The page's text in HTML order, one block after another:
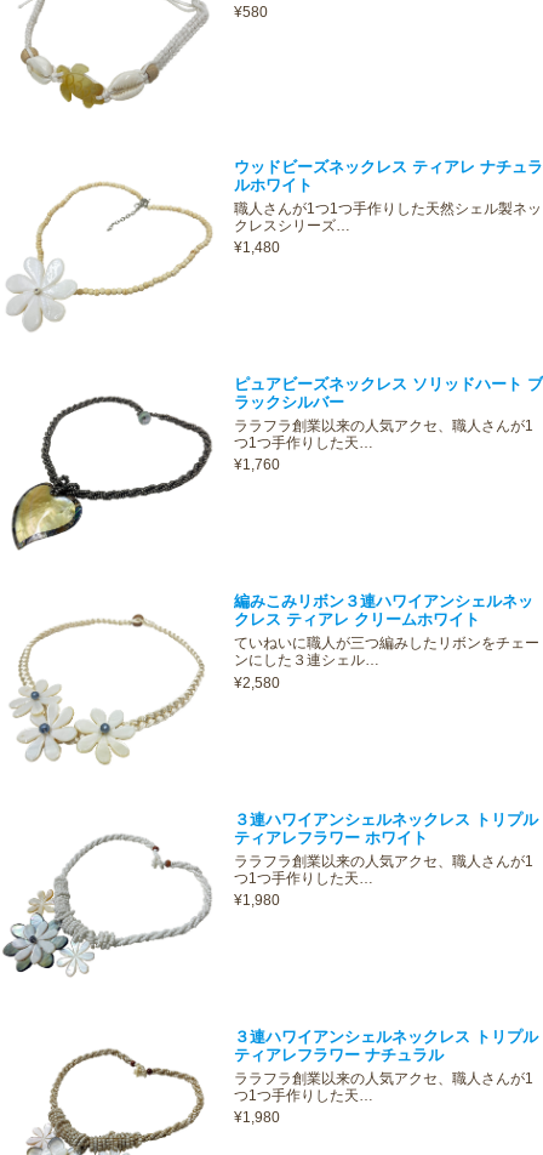
¥580
ウッドビーズネックレス ティアレ ナチュラ
ルホワイト
職人さんが1つ1つ手作りした天然シェル製ネッ
クレスシリーズ…
¥1,480
ピュアビーズネックレス ソリッドハート ブ
ラックシルバー
ララフラ創業以来の人気アクセ、職人さんが1
つ1つ手作りした天…
¥1,760
編みこみリボン３連ハワイアンシェルネッ
クレス ティアレ クリームホワイト
ていねいに職人が三つ編みしたリボンをチェー
ンにした３連シェル…
¥2,580
３連ハワイアンシェルネックレス トリプル
ティアレフラワー ホワイト
ララフラ創業以来の人気アクセ、職人さんが1
つ1つ手作りした天…
¥1,980
３連ハワイアンシェルネックレス トリプル
ティアレフラワー ナチュラル
ララフラ創業以来の人気アクセ、職人さんが1
つ1つ手作りした天…
¥1,980